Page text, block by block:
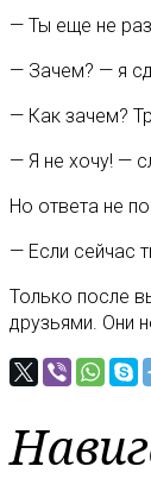
— Ты еще не
— Зачем? — я
— Как зачем?
— Я не хочу! —
Но ответа не
— Если сейчас
Только после
друзьями. Они